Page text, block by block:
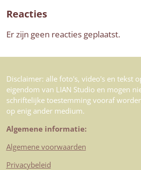
Reacties
Er zijn geen reacties geplaatst.
Disclaimer: alle foto's, video's en tekst
eigendom van LIAN Studio en mogen
schriftelijke toestemming vooraf
op enig ander medium.
Algemene informatie:
Algemene voorwaarden
Privacybeleid